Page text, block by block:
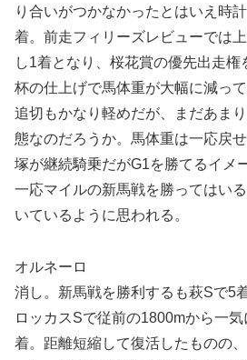
り合いがつかなかったとはいえ時
着。前走フィリーズレビューでは
し1着となり、桜花賞の優先出走権
杯の仕上げで馬体重が大幅に減っ
追切もかなり軽めだが、まだあま
態なのだろうか。馬体重は一応戻
塚が継続騎乗だがG1を勝てるイメ
一応マイルの新馬戦を勝ってはい
いているように思われる。
オルネーロ
消し。新馬戦を勝利するも萩Sで5
ロッカスSで従前の1800mから一
着。距離短縮して復活したものの